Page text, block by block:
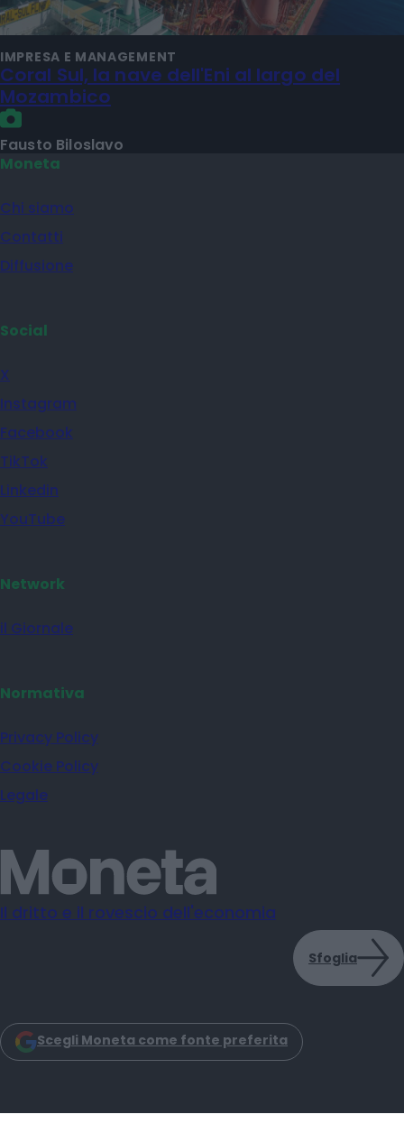
IMPRESA E MANAGEMENT
Coral Sul, la nave dell'Eni al largo del
Mozambico
Fausto Biloslavo
Moneta
Chi siamo
Contatti
Diffusione
Social
X
Instagram
Facebook
TikTok
Linkedin
YouTube
Network
il Giornale
Normativa
Privacy Policy
Cookie Policy
Legale
Il dritto e il rovescio dell'economia
Sfoglia
Scegli Moneta come fonte preferita